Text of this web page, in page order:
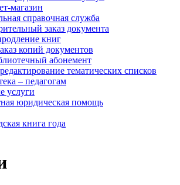
магазин
справочная служба
заказ документа
книг
копий документов
абонемент
тематических списков
– педагогам
услуги
юридическая помощь
книга года